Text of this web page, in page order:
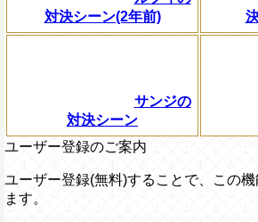
対決シーン(2年前)
サンジの
対決シーン
ユーザー登録のご案内
ユーザー登録(無料)することで、この
ます。